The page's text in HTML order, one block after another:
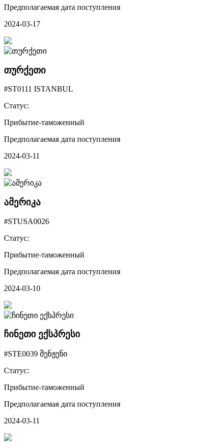
Предполагаемая дата поступления
2024-03-17
თურქეთი
#ST0111 ISTANBUL
Статус:
Прибытие-таможенный
Предполагаемая дата поступления
2024-03-11
ამერიკა
#STUSA0026
Статус:
Прибытие-таможенный
Предполагаемая дата поступления
2024-03-10
ჩინეთი ექსპრესი
#STE0039 შენჟენი
Статус:
Прибытие-таможенный
Предполагаемая дата поступления
2024-03-11